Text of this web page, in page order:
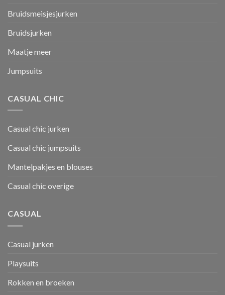
Bruidsmeisjesjurken
Bruidsjurken
Maatje meer
Jumpsuits
CASUAL CHIC
Casual chic jurken
Casual chic jumpsuits
Mantelpakjes en blouses
Casual chic overige
CASUAL
Casual jurken
Playsuits
Rokken en broeken